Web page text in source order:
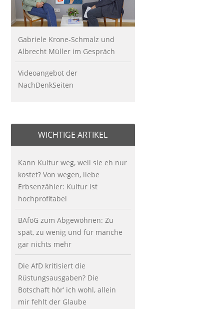
Gabriele Krone-Schmalz und
Albrecht Müller im Gespräch
Videoangebot der
NachDenkSeiten
WICHTIGE ARTIKEL
Kann Kultur weg, weil sie eh nur
kostet? Von wegen, liebe
Erbsenzähler: Kultur ist
hochprofitabel
BAföG zum Abgewöhnen: Zu
spät, zu wenig und für manche
gar nichts mehr
Die AfD kritisiert die
Rüstungsausgaben? Die
Botschaft hör’ ich wohl, allein
mir fehlt der Glaube